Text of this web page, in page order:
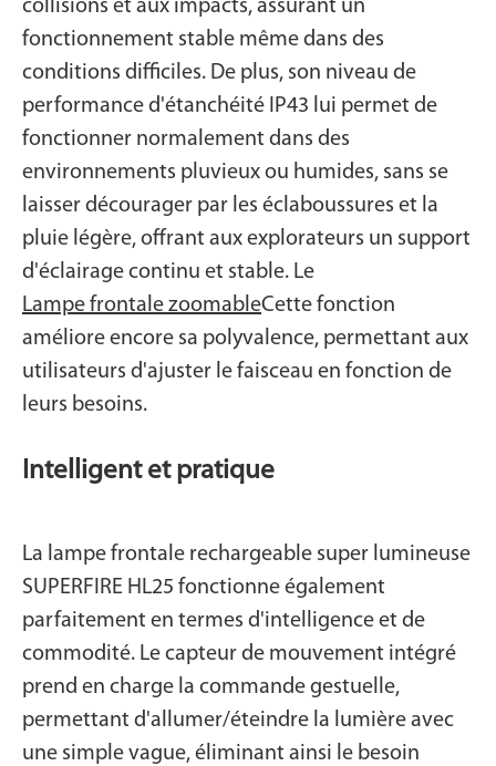
collisions et aux impacts, assurant un
fonctionnement stable même dans des
conditions difficiles. De plus, son niveau de
performance d'étanchéité IP43 lui permet de
fonctionner normalement dans des
environnements pluvieux ou humides, sans se
laisser décourager par les éclaboussures et la
pluie légère, offrant aux explorateurs un support
d'éclairage continu et stable. Le
Lampe frontale zoomableCette fonction
améliore encore sa polyvalence, permettant aux
utilisateurs d'ajuster le faisceau en fonction de
leurs besoins.
Intelligent et pratique
La lampe frontale rechargeable super lumineuse
SUPERFIRE HL25 fonctionne également
parfaitement en termes d'intelligence et de
commodité. Le capteur de mouvement intégré
prend en charge la commande gestuelle,
permettant d'allumer/éteindre la lumière avec
une simple vague, éliminant ainsi le besoin